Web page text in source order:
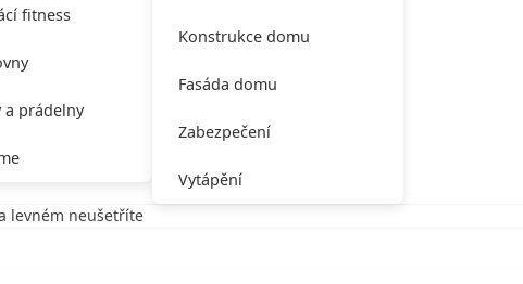
fitness
a prádelny
Konstrukce domu
Fasáda domu
Zabezpečení
Vytápění
levném neušetříte